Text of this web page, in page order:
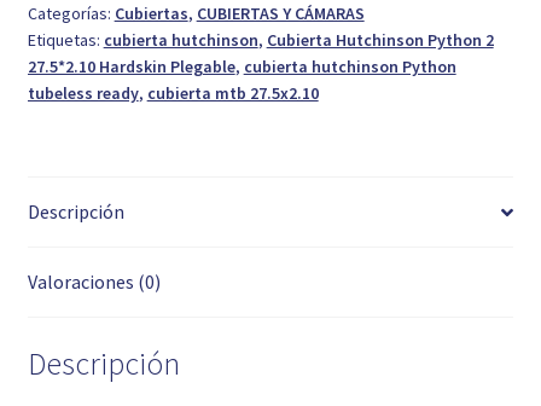
Categorías: Cubiertas, CUBIERTAS Y CÁMARAS
Etiquetas: cubierta hutchinson, Cubierta Hutchinson Python 2
27.5*2.10 Hardskin Plegable, cubierta hutchinson Python
tubeless ready, cubierta mtb 27.5x2.10
Descripción
Valoraciones (0)
Descripción